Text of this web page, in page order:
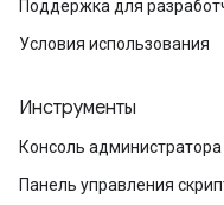
Поддержка для
Условия использования
Инструменты
Консоль администратора
Панель управления